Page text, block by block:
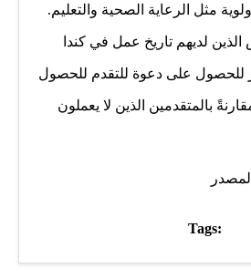
مثل الرعاية الصحية والتعليم.
لديهم تاريخ عمل في كندا
على دعوة للتقدم للحصول
بالمتقدمين الذين لا يعملون
Tags: